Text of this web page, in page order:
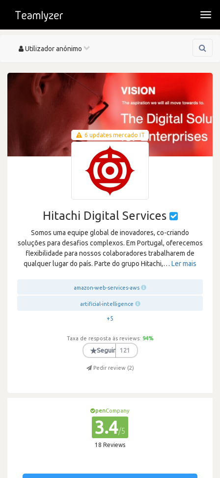
Toggle
Utilizador anónimo
6 updates mercado IT
Hitachi Digital Services
Somos uma equipe global de inovadores, co-criando
soluções para desafios complexos. Em Portugal, oferecemos
flexibilidade para nossos colaboradores trabalharem de
qualquer lugar do país. Parte do grupo Hitachi,… Ler mais
amazon-web-services-aws
artificial-intelligence
+5
Taxa de resposta às reviews: 94%
★Seguir 121
Pedir review (2)
penCompany
3.4/5
18 Reviews